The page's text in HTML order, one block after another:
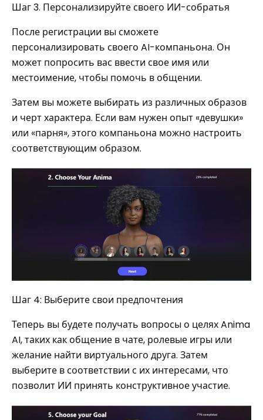
Шаг 3. Персонализируйте своего ИИ-собратья
После регистрации вы сможете
персонализировать своего AI-компаньона. Он
может попросить вас ввести свое имя или
местоимение, чтобы помочь в общении.
Затем вы можете выбирать из различных образов
и черт характера. Если вам нужен опыт «девушки»
или «парня», этого компаньона можно настроить
соответствующим образом.
Шаг 4: Выберите свои предпочтения
Теперь вы будете получать вопросы о целях Anima
AI, таких как общение в чате, ролевые игры или
желание найти виртуального друга. Затем
выберите в соответствии с их интересами, что
позволит ИИ принять конструктивное участие.